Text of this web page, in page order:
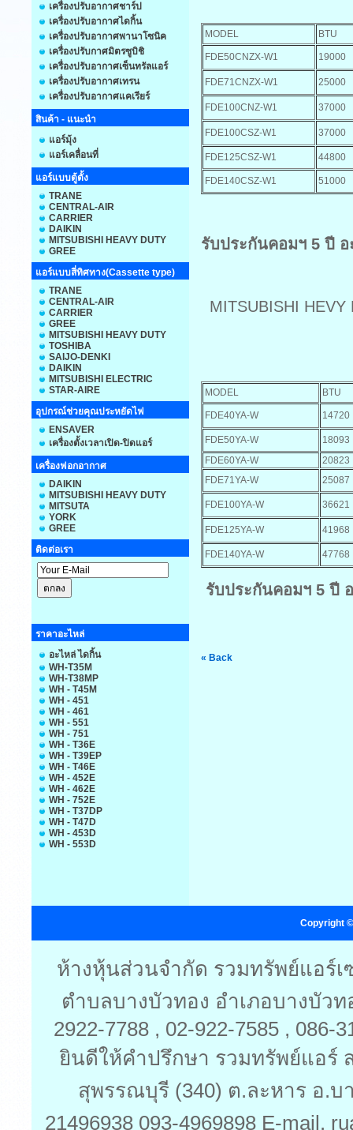
เครื่องปรับอากาศชาร์ป
เครื่องปรับอากาศไดกิ้น
เครื่องปรับอากาศพานาโซนิค
เครื่องปรับกาศมิตรซูบิชิ
เครื่องปรับอากาศเซ็นทรัลแอร์
เครื่องปรับอากาศเทรน
เครื่องปรับอากาศแคเรียร์
สินค้า - แนะนำ
แอร์มุ้ง
แอร์เคลื่อนที่
แอร์แบบตู้ตั้ง
TRANE
CENTRAL-AIR
CARRIER
DAIKIN
MITSUBISHI HEAVY DUTY
GREE
แอร์แบบสี่ทิศทาง(Cassette type)
TRANE
CENTRAL-AIR
CARRIER
GREE
MITSUBISHI HEAVY DUTY
TOSHIBA
SAIJO-DENKI
DAIKIN
MITSUBISHI ELECTRIC
STAR-AIRE
อุปกรณ์ช่วยคุณประหยัดไฟ
ENSAVER
เครื่องตั้งเวลาเปิด-ปิดแอร์
เครื่องฟอกอากาศ
DAIKIN
MITSUBISHI HEAVY DUTY
MITSUTA
YORK
GREE
ติดต่อเรา
ราคาอะไหล่
อะไหล่ ไดกิ้น
WH-T35M
WH-T38MP
WH - T45M
WH - 451
WH - 461
WH - 551
WH - 751
WH - T36E
WH - T39EP
WH - T46E
WH - 452E
WH - 462E
WH - 752E
WH - T37DP
WH - T47D
WH - 453D
WH - 553D
MODEL BTU
FDE50CNZX-W1 19000
FDE71CNZX-W1 25000
FDE100CNZ-W1 37000
FDE100CSZ-W1 37000
FDE125CSZ-W1 44800
FDE140CSZ-W1 51000
รับประกันคอมฯ 5 ปี อ
MITSUBISHI
MODEL BTU
FDE40YA-W 14720
FDE50YA-W
18093
FDE60YA-W
20823
FDE71YA-W
25087
FDE100YA-W 36621
FDE125YA-W 41968
FDE140YA-W 47768
รับประกันคอมฯ 5 ปี
« Back
Copyright
ห้างหุ้นส่วนจำกัด รวมทรัพย์แอร์
ตำบลบางบัวทอง อำเภอบางบัวท
2922-7788 , 02-922-7585 , 086-
ยินดีให้คำปรึกษา รวมทรัพย์แอร์
สุพรรณบุรี (340) ต.ละหาร อ.บ
21496938 093-4969898 E-mail.